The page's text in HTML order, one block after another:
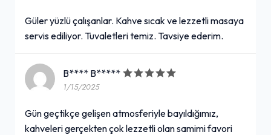
Güler yüzlü çalışanlar. Kahve sıcak ve lezzetli masaya
servis ediliyor. Tuvaletleri temiz. Tavsiye ederim.
B**** B*****
1/15/2025
Gün geçtikçe gelişen atmosferiyle bayıldığımız,
kahveleri gerçekten çok lezzetli olan samimi favori